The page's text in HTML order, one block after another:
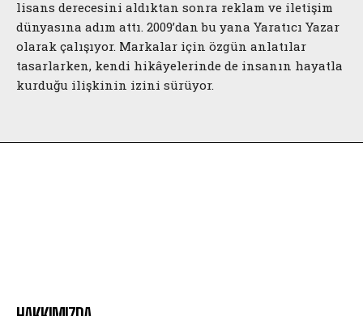
lisans derecesini aldıktan sonra reklam ve iletişim
dünyasına adım attı. 2009’dan bu yana Yaratıcı Yazar
olarak çalışıyor. Markalar için özgün anlatılar
tasarlarken, kendi hikâyelerinde de insanın hayatla
kurduğu ilişkinin izini sürüyor.